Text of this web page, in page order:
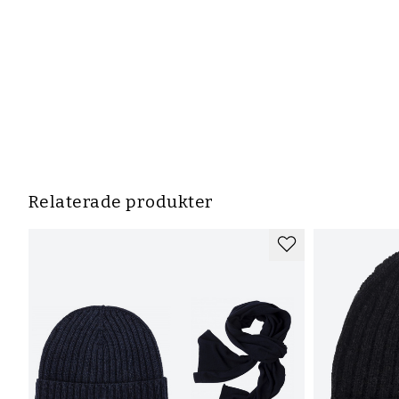
Relaterade produkter